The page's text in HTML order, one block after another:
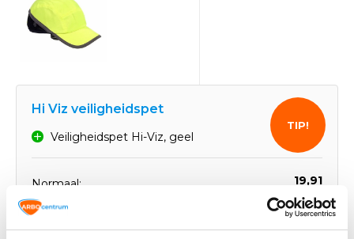
Hi Viz veiligheidspet
Veiligheidspet Hi-Viz, geel
Normaal:
19,91
Je bespaart:
4,28
TIP!